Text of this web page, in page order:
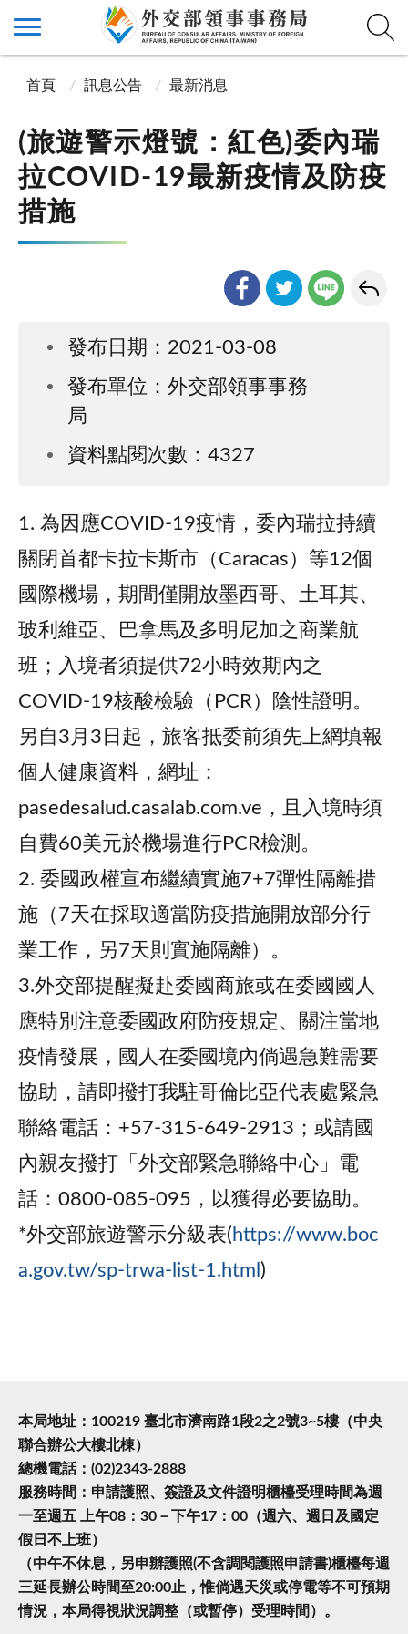
首頁 訊息公告 最新消息
(旅遊警示燈號：紅色)委內瑞
拉COVID-19最新疫情及防疫
措施
發布日期：2021-03-08
發布單位：外交部領事事務
局
資料點閱次數：4327
1. 為因應COVID-19疫情，委內瑞拉持續
關閉首都卡拉卡斯市（Caracas）等12個
國際機場，期間僅開放墨西哥、土耳其、
玻利維亞、巴拿馬及多明尼加之商業航
班；入境者須提供72小時效期內之
COVID-19核酸檢驗（PCR）陰性證明。
另自3月3日起，旅客抵委前須先上網填報
個人健康資料，網址：
pasedesalud.casalab.com.ve，且入境時須
自費60美元於機場進行PCR檢測。
2. 委國政權宣布繼續實施7+7彈性隔離措
施（7天在採取適當防疫措施開放部分行
業工作，另7天則實施隔離）。
3.外交部提醒擬赴委國商旅或在委國國人
應特別注意委國政府防疫規定、關注當地
疫情發展，國人在委國境內倘遇急難需要
協助，請即撥打我駐哥倫比亞代表處緊急
聯絡電話：+57-315-649-2913；或請國
內親友撥打「外交部緊急聯絡中心」電
話：0800-085-095，以獲得必要協助。
*外交部旅遊警示分級表(https://www.boc
a.gov.tw/sp-trwa-list-1.html )
本局地址：100219 臺北市濟南路1段2之2號3~5樓（中央
聯合辦公大樓北棟）
總機電話：(02)2343-2888
服務時間：申請護照、簽證及文件證明櫃檯受理時間為週
一至週五 上午08：30－下午17：00（週六、週日及國定
假日不上班）
（中午不休息，另申辦護照(不含調閱護照申請書)櫃檯每週
三延長辦公時間至20:00止，惟倘遇天災或停電等不可預期
情況，本局得視狀況調整（或暫停）受理時間）。